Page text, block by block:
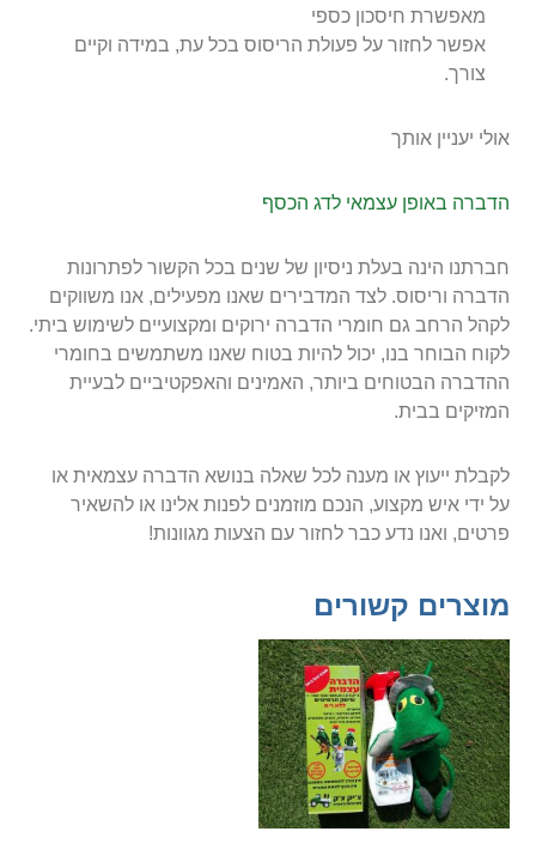
מאפשרת חיסכון כספי
אפשר לחזור על פעולת הריסוס בכל עת, במידה וקיים
צורך.
אולי יעניין אותך
הדברה באופן עצמאי לדג הכסף
חברתנו הינה בעלת ניסיון של שנים בכל הקשור לפתרונות
הדברה וריסוס. לצד המדבירים שאנו מפעילים, אנו משווקים
לקהל הרחב גם חומרי הדברה ירוקים ומקצועיים לשימוש ביתי.
לקוח הבוחר בנו, יכול להיות בטוח שאנו משתמשים בחומרי
ההדברה הבטוחים ביותר, האמינים והאפקטיביים לבעיית
המזיקים בבית.
לקבלת ייעוץ או מענה לכל שאלה בנושא הדברה עצמאית או
על ידי איש מקצוע, הנכם מוזמנים לפנות אלינו או להשאיר
פרטים, ואנו נדע כבר לחזור עם הצעות מגוונות!
מוצרים קשורים